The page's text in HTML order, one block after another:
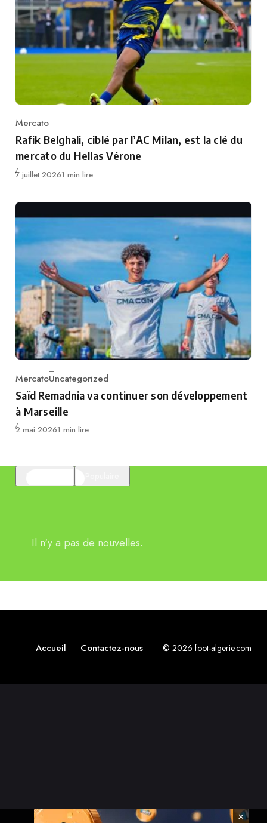
Category
Mercato
Rafik Belghali, ciblé par l’AC Milan, est la clé du
mercato du Hellas Vérone
Publié
7 juillet 20261 min lire
Category
MercatoUncategorized
Saïd Remadnia va continuer son développement
à Marseille
Publié
2 mai 20261 min lire
Il n'y a pas de nouvelles.
Accueil Contactez-nous © 2026 foot-algerie.com
×